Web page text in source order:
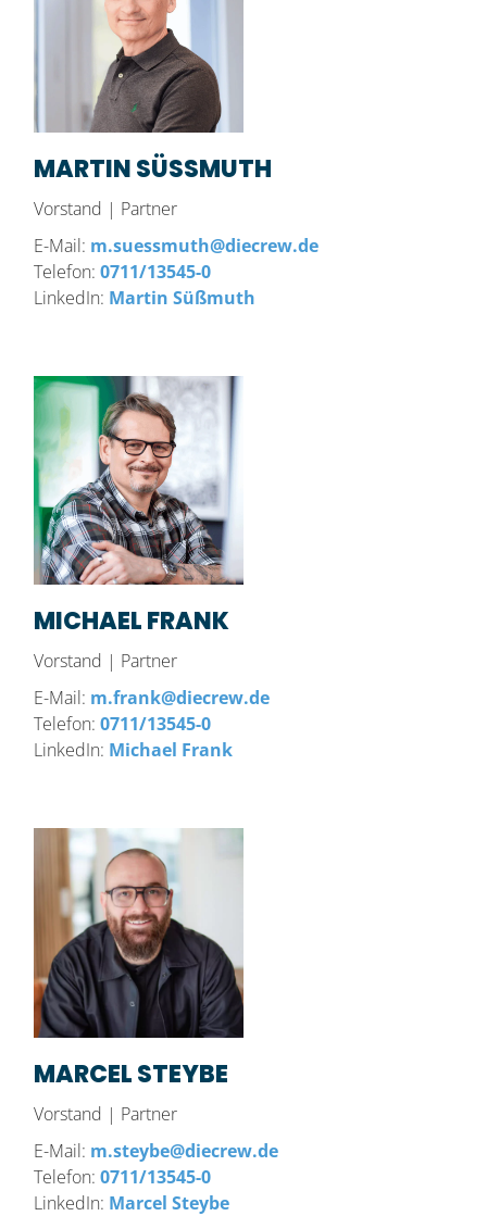
MARTIN SÜSSMUTH
Vorstand | Partner
E-Mail: m.suessmuth@diecrew.de
Telefon: 0711/13545-0
LinkedIn: Martin Süßmuth
MICHAEL FRANK
Vorstand | Partner
E-Mail: m.frank@diecrew.de
Telefon: 0711/13545-0
LinkedIn: Michael Frank
MARCEL STEYBE
Vorstand | Partner
E-Mail: m.steybe@diecrew.de
Telefon: 0711/13545-0
LinkedIn: Marcel Steybe